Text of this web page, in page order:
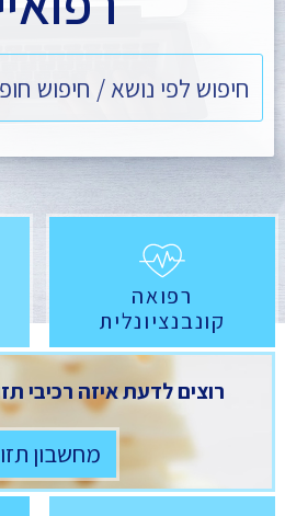
רפואה
קונבנציונלית
רוצים לדעת איזה רכיבי
מחשבון